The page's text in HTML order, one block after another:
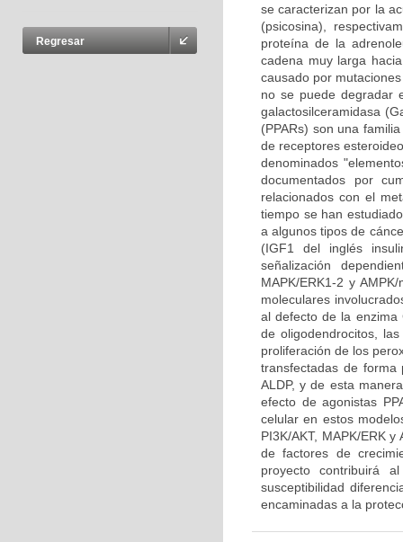
Regresar
se caracterizan por la
(psicosina),
proteína de la
cadena muy larga
causado por
no se puede degradar
galactosilceramidasa
(PPARs) son una
de receptores
denominados
documentados por
relacionados con el
tiempo se han
a algunos tipos de
(IGF1 del inglés
señalización
MAPK/ERK1-2 y
moleculares
al defecto de la enzima
de oligodendrocitos,
proliferación de los
transfectadas de forma
ALDP, y de esta
efecto de agonistas
celular en estos
PI3K/AKT, MAPK/ERK
de factores de
proyecto contribuirá
susceptibilidad
encaminadas a la